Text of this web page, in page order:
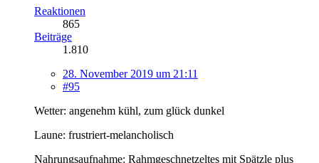
Reaktionen
865
Beiträge
1.810
28. November 2019 um 21:11
#95
Wetter: angenehm kühl, zum glück dunkel
Laune: frustriert-melancholisch
Nahrungsaufnahme: Rahmgeschnetzeltes mit Spätzle plus